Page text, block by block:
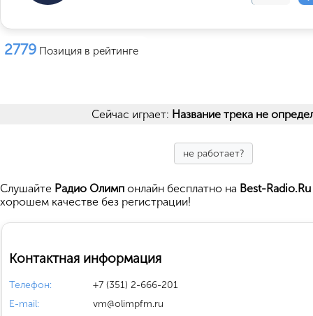
2779 Позиция в рейтинге
Сейчас играет: Название трека не
не работает?
Cлушайте Радио Олимп онлайн бесплатно на Best-Radio.Ru
хорошем качестве без регистрации!
Контактная информация
Телефон:
+7 (351) 2-666-201
E-mail:
vm@olimpfm.ru